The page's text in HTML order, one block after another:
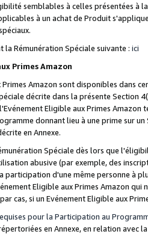
semblables à celles présentées à
à un achat de Produit
Rémunération Spéciale suivante : ici
Primes Amazon
Primes Amazon sont disponibles dans
décrite dans la présente Section
Eligible aux Primes Amazon
donnant lieu à une prime sur
en Annexe.
Spéciale dès lors que
abusive (par exemple, des
d'une même personne à
Eligible aux Primes Amazon qui
cas, si un Evénement Eligible aux
pour la Participation au
en Annexe, en relation avec